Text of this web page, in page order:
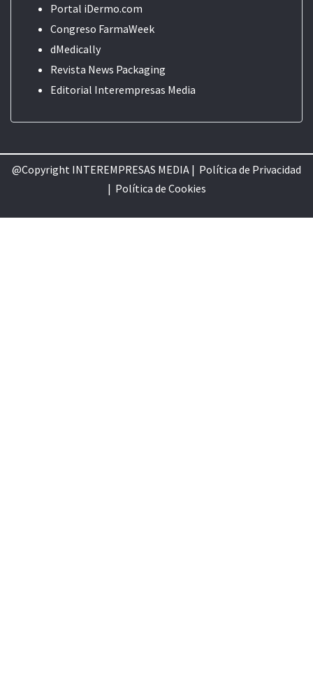
Portal iDermo.com
Congreso FarmaWeek
dMedically
Revista News Packaging
Editorial Interempresas Media
@Copyright INTEREMPRESAS MEDIA | Política de Privacidad
| Política de Cookies